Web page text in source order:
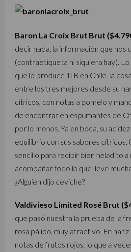
Baron La Croix Brut Brut
decir nada, la información que nos
(contraetiqueta ni siquiera hay).
que lo produce TIB en Chile. la
entre los tres mejores desde su
cítricos, con notas a pomelo y
de encontrar en espumantes de
por lo menos. Ya en boca, su
equilibrio con sus sabores
sencillo para recibir bien heladito
acompañar todo lo que lleve
¿Alguien dijo ceviche?
Valdivieso Limited Rosé Brut
que pasó nuestra la prueba de la
rosa pálido, muy atractivo. En
notas de frutos rojos, lo que a